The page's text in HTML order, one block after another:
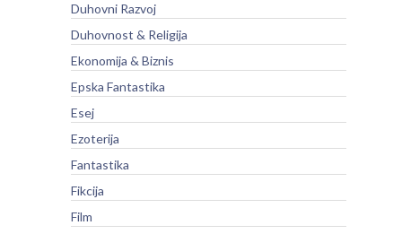
Duhovni Razvoj
Duhovnost & Religija
Ekonomija & Biznis
Epska Fantastika
Esej
Ezoterija
Fantastika
Fikcija
Film